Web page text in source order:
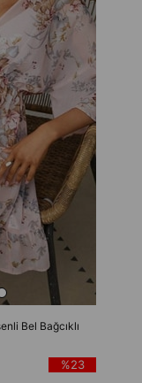
Bel Bağcıklı
%23